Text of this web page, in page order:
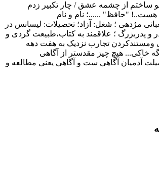
ساختم از چشمه عشق / چار تکبیر زدم
"حافظ" ......؛ نام و نام
مژدهی ؛ شغل: آزاد؛ تحصیلات: لیسانس در
و پدربزرگ ؛ علاقمند به کتاب،طبیعت گردی و
تجارب نزدیک به هفت دهه
خاکی... هیچ چیز مقدستر از آگاهی
آدمیان آگاهی ست و آگاهی یعنی مطالعه و